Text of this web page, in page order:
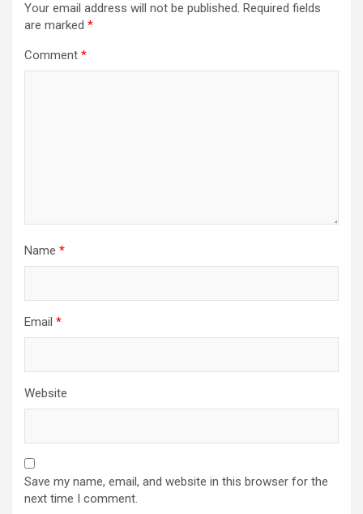
Your email address will not be published. Required fields
are marked *
Comment *
Name *
Email *
Website
Save my name, email, and website in this browser for the
next time I comment.